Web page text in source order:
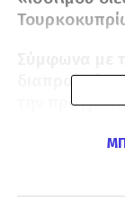
την
και δεν